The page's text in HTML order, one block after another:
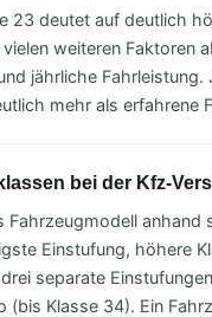
23 deutet auf deutlich
weiteren Faktoren
jährliche
mehr als erfahrene
bei der Kfz-
Fahrzeugmodell anhand
Einstufung, höhere
separate
(bis Klasse 34). Ein